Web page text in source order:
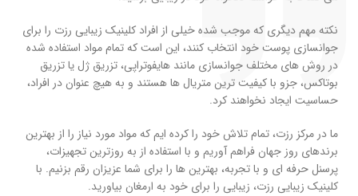
نکته مهم دیگری که موجب شده خیلی از افراد کلینیک زیبایی رزت را برای
جوانسازی پوست خود انتخاب کنند، این است که تمام مواد استفاده شده
در روش های مختلف جوانسازی مانند هایفوتراپی، تزریق ژل یا تزریق
بوتاکس، جزو با کیفیت ترین متریال ها هستند و به هیچ عنوان در افراد،
حساسیت ایجاد نخواهند کرد.
ما در مرکز رزت، تمام تلاش خود را کرده ایم که مواد مورد نیاز را از بهترین
برندهای روز جهان فراهم آوریم و با استفاده از به روزترین تجهیزات،
پرسنل حرفه ای و با تجربه، بهترین ها را برای شما عزیزان رقم بزنیم. با
کلینیک زیبایی رزت، زیبایی را برای خود به ارمغان بیاورید.